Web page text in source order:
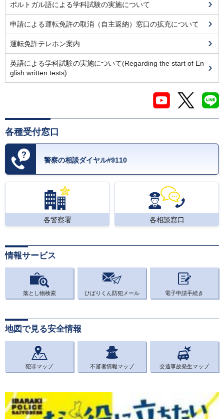
ポルトガル語による学科試験の実施について
申請による運転免許の取消（自主返納）窓口の拡充について
運転免許テレホン案内
英語による学科試験の実施について(Regarding the start of En
glish written tests)
各種受付窓口
警察の相談ダイヤル#9110
各警察署 各相談窓口
情報サービス
落とし物検索 ひばりくん防犯メール 電子申請手続き
地図で見る安全情報
犯罪マップ 不審者情報マップ 交通事故発生マップ